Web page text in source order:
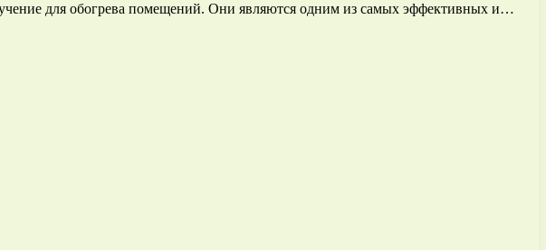
для обогрева помещений. Они являются одним из самых эффективных и…